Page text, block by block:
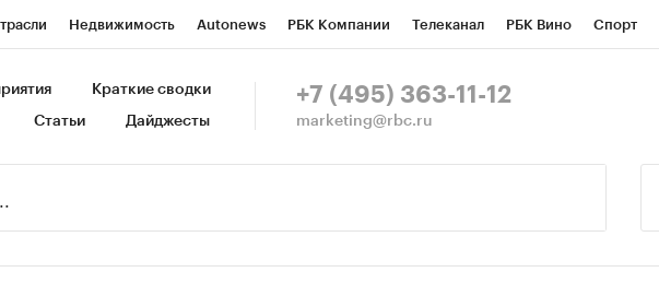
Недвижимость Autonews РБК Компании Телеканал РБК Вино Спорт
Спецпроекты СПб Конференции СПб Спецпроекты
Краткие сводки
Статьи Дайджесты
+7 (495) 363-11-12
marketing@rbc.ru